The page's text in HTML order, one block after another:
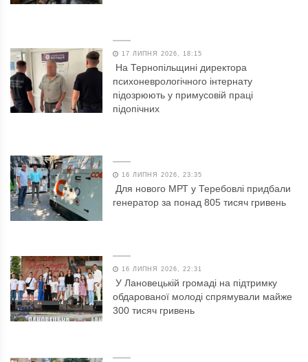
17 ЛИПНЯ 2026, 18:15
На Тернопільщині директора
психоневрологічного інтернату
підозрюють у примусовій праці
підопічних
16 ЛИПНЯ 2026, 23:35
Для нового МРТ у Теребовлі придбали
генератор за понад 805 тисяч гривень
16 ЛИПНЯ 2026, 22:31
У Лановецькій громаді на підтримку
обдарованої молоді спрямували майже
300 тисяч гривень